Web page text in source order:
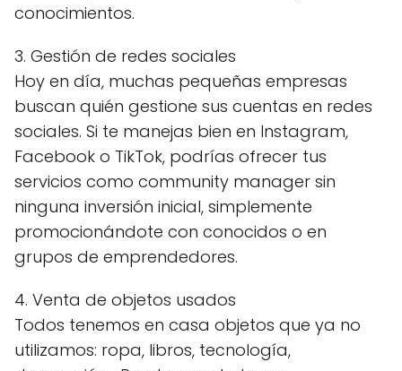
conocimientos.
3. Gestión de redes sociales
Hoy en día, muchas pequeñas empresas
buscan quién gestione sus cuentas en redes
sociales. Si te manejas bien en Instagram,
Facebook o TikTok, podrías ofrecer tus
servicios como community manager sin
ninguna inversión inicial, simplemente
promocionándote con conocidos o en
grupos de emprendedores.
4. Venta de objetos usados
Todos tenemos en casa objetos que ya no
utilizamos: ropa, libros, tecnología,